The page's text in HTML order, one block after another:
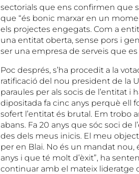
sectorials que ens confirmen que
que “és bonic marxar en un
els projectes engegats. Com a
una entitat oberta, sense pors i
ser una empresa de serveis que
Poc després, s’ha procedit a la
ratificació del nou president de la
paraules per als socis de l’entitat i
dipositada fa cinc anys perquè ell
sofert l’entitat és brutal. Em trobo
abans. Fa 20 anys que sóc soci de
des dels meus inicis. El meu
per en Blai. No és un mandat
anys i que té molt d’èxit”, ha
continuar amb el mateix lideratge